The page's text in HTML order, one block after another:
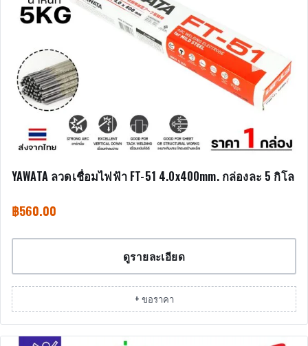
YAWATA ลวดเชื่อมไฟฟ้า FT-51 4.0x400mm. กล่องละ 5 กิโล
฿560.00
ดูรายละเอียด
+ ขอราคา